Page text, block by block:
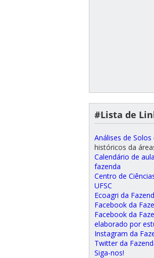
#Lista de
Análises de Solos
históricos da
Calendário de
fazenda
Centro de
UFSC
Ecoagri da
Facebook da
Facebook da
elaborado por
Instagram da
Twitter da
Siga-nos!